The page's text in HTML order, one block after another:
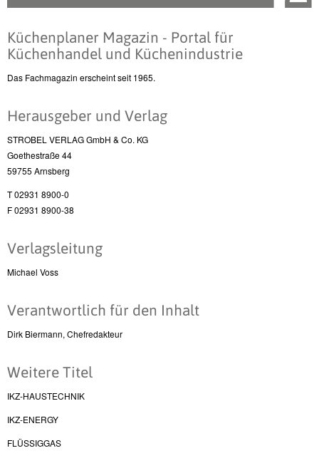
Küchenplaner Magazin - Portal für
Küchenhandel und Küchenindustrie
Das Fachmagazin erscheint seit 1965.
Herausgeber und Verlag
STROBEL VERLAG GmbH & Co. KG
Goethestraße 44
59755 Arnsberg
T 02931 8900-0
F 02931 8900-38
Verlagsleitung
Michael Voss
Verantwortlich für den Inhalt
Dirk Biermann, Chefredakteur
Weitere Titel
IKZ-HAUSTECHNIK
IKZ-ENERGY
FLÜSSIGGAS